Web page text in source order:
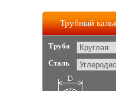
Трубный
Труба
Сталь